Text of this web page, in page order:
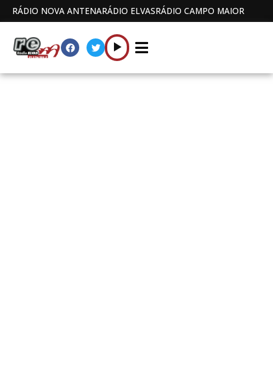
RÁDIO NOVA ANTENARÁDIO ELVASRÁDIO CAMPO MAIOR